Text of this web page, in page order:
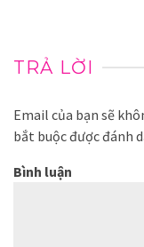
TRẢ LỜI
Email của bạn sẽ
bắt buộc được đánh
Bình luận